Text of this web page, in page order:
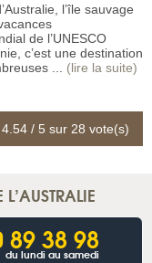
l’île sauvage
de l’UNESCO
c’est une destination
... (lire la suite)
4.54 / 5 sur 28 vote(s)
89 38 98
du lundi au samedi